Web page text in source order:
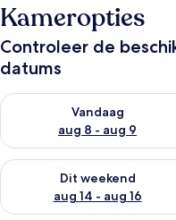
Kameropties
Controleer de
datums
Vandaag
aug 8 - aug 9
De beschikbaarheid
Dit weekend
aug 14 - aug 16
De beschikbaarheid